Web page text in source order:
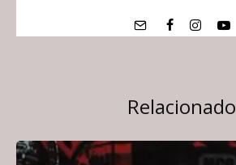
Relacionado